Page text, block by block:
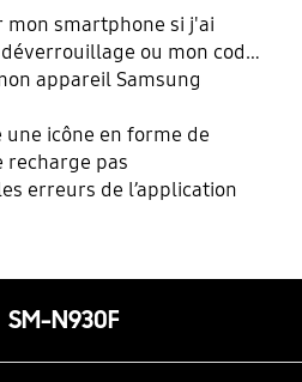
smartphone si j'ai
ou mon code
appareil Samsung
icône en forme de
recharge pas
erreurs de l’application
SM-N930F